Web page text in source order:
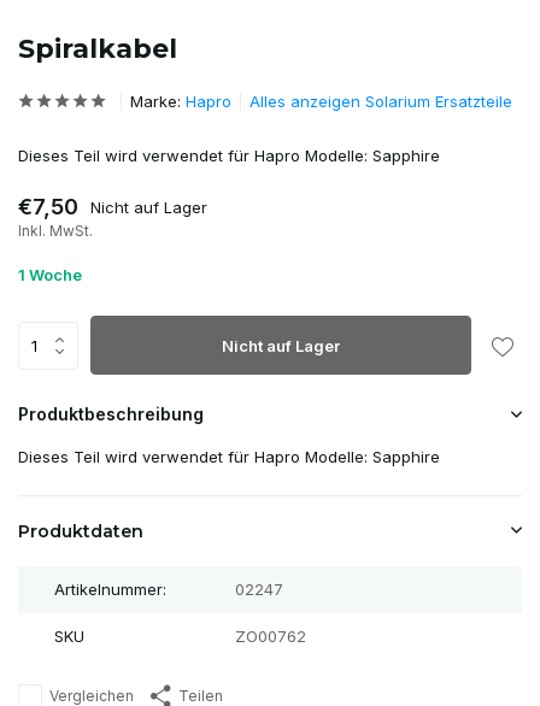
Spiralkabel
Marke: Hapro Alles anzeigen Solarium Ersatzteile
Dieses Teil wird verwendet für Hapro Modelle: Sapphire
€7,50 Nicht auf Lager
Inkl. MwSt.
1 Woche
Nicht auf Lager
Produktbeschreibung
Dieses Teil wird verwendet für Hapro Modelle: Sapphire
Produktdaten
Artikelnummer: 02247
SKU ZO00762
Vergleichen Teilen